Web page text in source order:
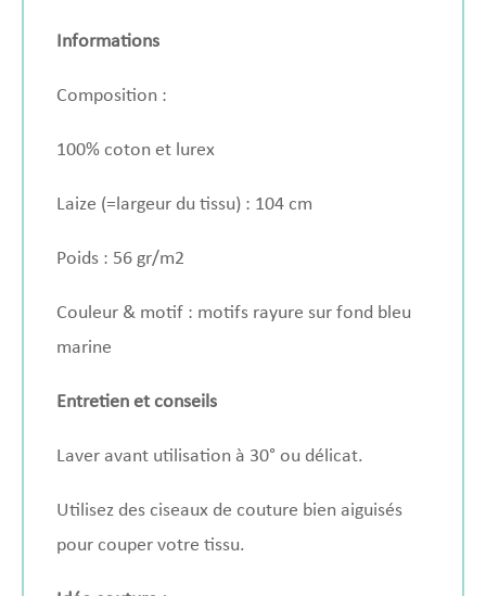
Informations
Composition :
100% coton et lurex
Laize (=largeur du tissu) : 104 cm
Poids : 56 gr/m2
Couleur & motif : motifs rayure sur fond bleu
marine
Entretien et conseils
Laver avant utilisation à 30° ou délicat.
Utilisez des ciseaux de couture bien aiguisés
pour couper votre tissu.